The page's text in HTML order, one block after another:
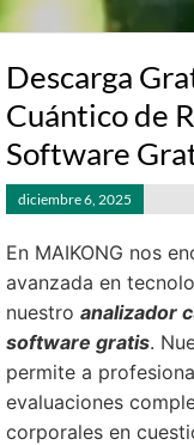
Descarga
Cuántico de
Software
diciembre 6, 2025
En MAIKONG nos
avanzada en
nuestro analizador
software gratis.
permite a
evaluaciones
corporales en